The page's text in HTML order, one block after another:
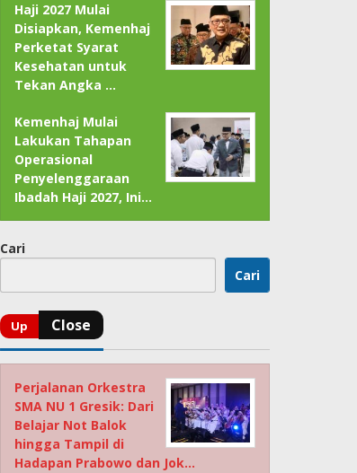
Haji 2027 Mulai
Disiapkan, Kemenhaj
Perketat Syarat
Kesehatan untuk
Tekan Angka …
Kemenhaj Mulai
Lakukan Tahapan
Operasional
Penyelenggaraan
Ibadah Haji 2027, Ini…
Cari
Cari
Perjalanan Orkestra
SMA NU 1 Gresik: Dari
Belajar Not Balok
hingga Tampil di
Hadapan Prabowo dan Jok…